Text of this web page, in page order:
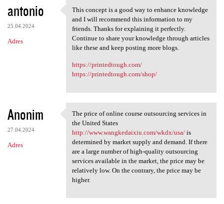
antonio
25.04.2024
Adres
This concept is a good way to
This concept is a good way to enhance knowledge
and I will recommend this information to my
friends. Thanks for explaining it perfectly.
Continue to share your knowledge through articles
like these and keep posting more blogs.
https://printedtough.com/
https://printedtough.com/shop/
Anonim
27.04.2024
Adres
The price of online course
The price of online course outsourcing services in
the United States
http://www.wangkedaixiu.com/wkdx/usa/is
determined by market supply and demand. If there
are a large number of high-quality outsourcing
services available in the market, the price may be
relatively low. On the contrary, the price may be
higher.